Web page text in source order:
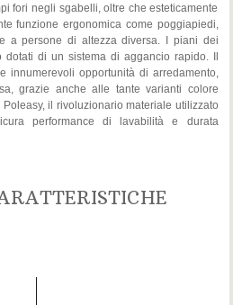
fori negli sgabelli, oltre che esteticamente
funzione ergonomica come poggiapiedi,
a persone di altezza diversa. I piani dei
di un sistema di aggancio rapido. Il
innumerevoli opportunità di arredamento,
grazie anche alle tante varianti colore
il rivoluzionario materiale utilizzato
performance di lavabilità e durata